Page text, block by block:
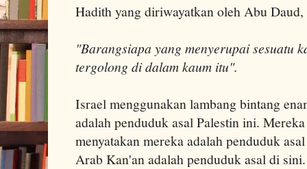
Hadith yang diriwayatkan oleh Abu Daud,
"Barangsiapa yang menyerupai sesuatu
tergolong di dalam kaum itu".
Israel menggunakan lambang bintang
adalah penduduk asal Palestin ini.
menyatakan mereka adalah penduduk
Arab Kan'an adalah penduduk asal di sini.